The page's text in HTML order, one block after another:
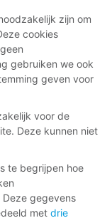
zijn om
cookies
gebruiken we ook
geven voor
voor de
Deze kunnen niet
te begrijpen hoe
gegevens
met drie